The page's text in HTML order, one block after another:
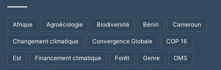
Afrique Agroécologie Biodiversité Bénin Cameroun
Changement climatique Convergence Globale COP 16
Est Financement climatique Forêt Genre OMS